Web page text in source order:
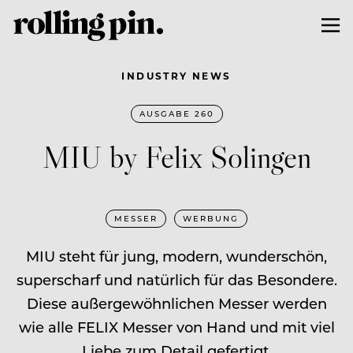
INDUSTRY NEWS
AUSGABE 260
MIU by Felix Solingen
MESSER WERBUNG
MIU steht für jung, modern, wunderschön,
superscharf und natürlich für das Besondere.
Diese außergewöhnlichen Messer werden
wie alle FELIX Messer von Hand und mit viel